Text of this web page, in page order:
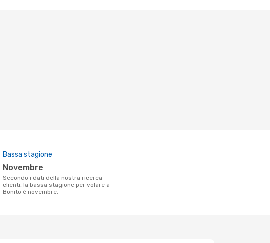
Bassa stagione
novembre
Secondo i dati della nostra ricerca
clienti, la bassa stagione per volare a
Bonito è novembre.